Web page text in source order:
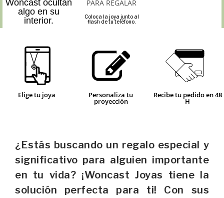
Woncast ocultan
algo en su
interior.
Coloca la joya junto al
flash de tu teléfono.
Elige tu joya Personaliza tu
proyección
Recibe tu pedido en 48
H
¿Estás buscando un regalo especial y
significativo para alguien importante
en tu vida? ¡Woncast Joyas tiene la
solución perfecta para ti! Con sus